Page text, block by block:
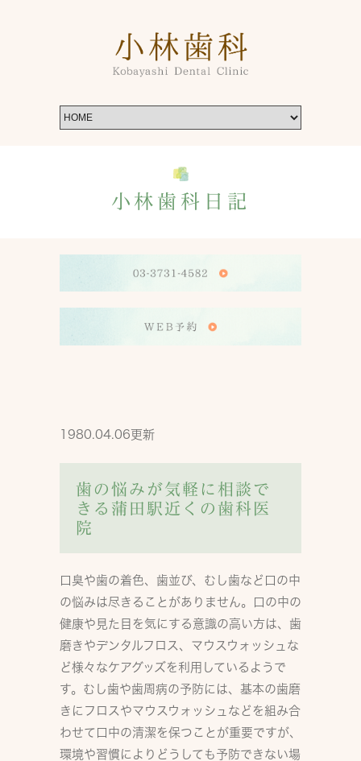
小林歯科日記
1980.04.06更新
歯の悩みが気軽に相談で
きる蒲田駅近くの歯科医
院
口臭や歯の着色、歯並び、むし歯など口の中
の悩みは尽きることがありません。口の中の
健康や見た目を気にする意識の高い方は、歯
磨きやデンタルフロス、マウスウォッシュな
ど様々なケアグッズを利用しているようで
す。むし歯や歯周病の予防には、基本の歯磨
きにフロスやマウスウォッシュなどを組み合
わせて口中の清潔を保つことが重要ですが、
環境や習慣によりどうしても予防できない場